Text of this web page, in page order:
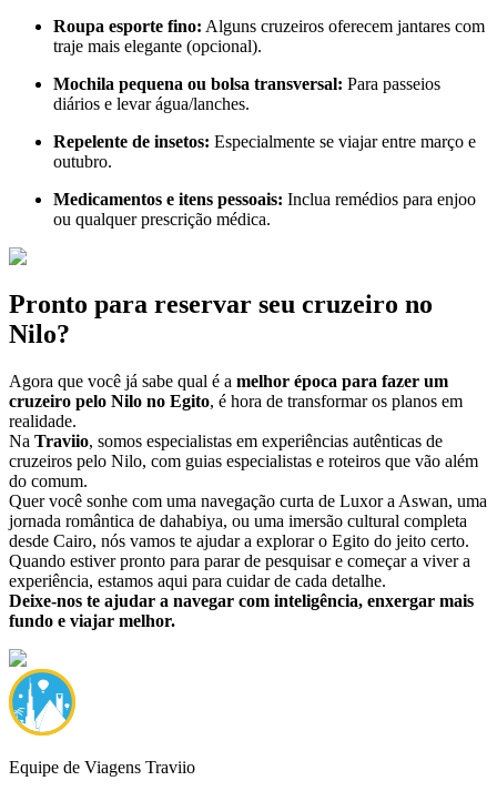
Roupa esporte fino: Alguns cruzeiros oferecem jantares com
traje mais elegante (opcional).
Mochila pequena ou bolsa transversal: Para passeios
diários e levar água/lanches.
Repelente de insetos: Especialmente se viajar entre março e
outubro.
Medicamentos e itens pessoais: Inclua remédios para enjoo
ou qualquer prescrição médica.
Pronto para reservar seu cruzeiro no
Nilo?
Agora que você já sabe qual é a melhor época para fazer um
cruzeiro pelo Nilo no Egito, é hora de transformar os planos em
realidade.
Na Traviio, somos especialistas em experiências autênticas de
cruzeiros pelo Nilo, com guias especialistas e roteiros que vão além
do comum.
Quer você sonhe com uma navegação curta de Luxor a Aswan, uma
jornada romântica de dahabiya, ou uma imersão cultural completa
desde Cairo, nós vamos te ajudar a explorar o Egito do jeito certo.
Quando estiver pronto para parar de pesquisar e começar a viver a
experiência, estamos aqui para cuidar de cada detalhe.
Deixe-nos te ajudar a navegar com inteligência, enxergar mais
fundo e viajar melhor.
Equipe de Viagens Traviio